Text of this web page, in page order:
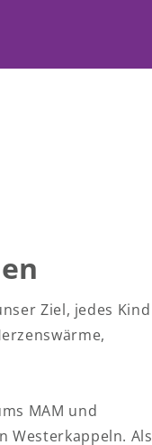
Ziel, jedes Kind
MAM und
Westerkappeln. Als